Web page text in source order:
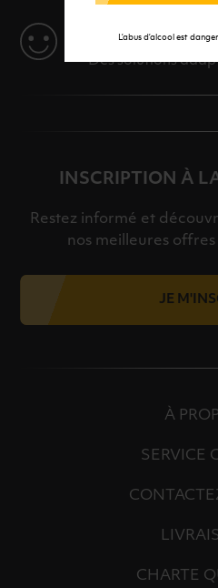
L’abus d’alcool est
SERVICE
Des solutions
INSCRIPTION À
Restez informé et
nos meilleures
JE
À
SERVICE
CHARTE